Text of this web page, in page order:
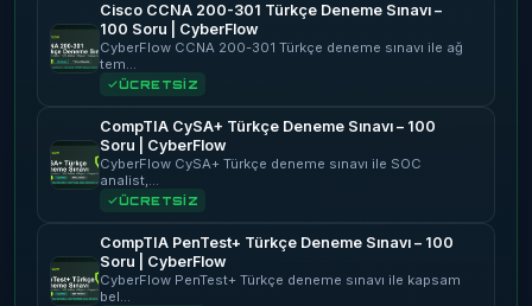
Cisco CCNA 200-301 Türkçe Deneme Sınavı –
100 Soru | CyberFlow
CyberFlow CCNA 200-301 Türkçe deneme sınavı ile ağ
tem…
ÜCRETSİZ
CompTIA CySA+ Türkçe Deneme Sınavı – 100
Soru | CyberFlow
CyberFlow CySA+ Türkçe deneme sınavı ile SOC
analist,…
ÜCRETSİZ
CompTIA PenTest+ Türkçe Deneme Sınavı – 100
Soru | CyberFlow
CyberFlow PenTest+ Türkçe deneme sınavı ile kapsam
bel…